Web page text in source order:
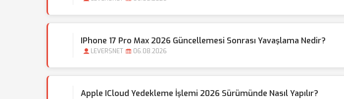
IPhone 17 Pro Max 2026 Güncellemesi Sonrası Yavaşlama Nedir?
LEVERSNET 06.08.2026
Apple ICloud Yedekleme İşlemi 2026 Sürümünde Nasıl Yapılır?